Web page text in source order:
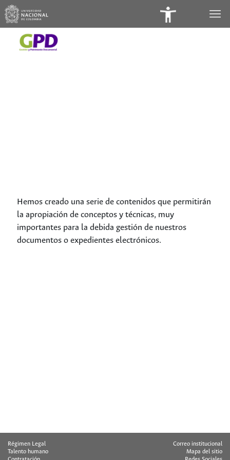
Hemos creado una serie de contenidos que permitirán
la apropiación de conceptos y técnicas, muy
importantes para la debida gestión de nuestros
documentos o expedientes electrónicos.
Régimen Legal
Talento humano
Correo institucional
Mapa del sitio